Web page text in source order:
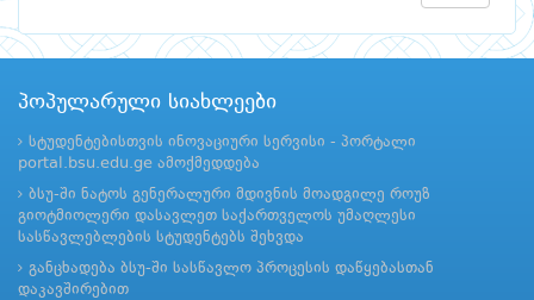
პოპულარული სიახლეები
სტუდენტებისთვის ინოვაციური სერვისი - პორტალი
portal.bsu.edu.ge ამოქმედდება
ბსუ-ში ნატოს გენერალური მდივნის მოადგილე როუზ
გიოტმიოლერი დასავლეთ საქართველოს უმაღლესი
სასწავლებლების სტუდენტებს შეხვდა
განცხადება ბსუ-ში სასწავლო პროცესის დაწყებასთან
დაკავშირებით